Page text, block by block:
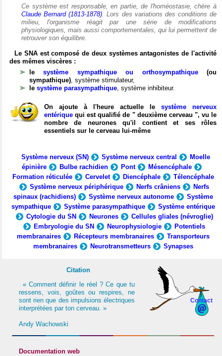
Ce système est responsable, en partie, de l'homéostasie, chère à
Claude Bernard (1813-1878). Lors des variations des conditions de
milieu, l'organisme réagit par une série de modifications
physiologiques, mais aussi comportementales, qui lui permettent de
retrouver son équilibre.
Le SNA est composé de deux systèmes antagonistes de l'activité
des mêmes viscères :
lesystème sympathique ou orthosympathique(ou
sympathique), système stimulateur,
le système parasympathique, système inhibiteur.
On ajoute à l'heure actuelle le système nerveux
entérique qui est qualifié de " deuxième cerveau ", vu le
nombre de neurones qu'il contient et ses rôles
essentiels sur le cerveau lui-même
Système nerveux (SN) Système nerveux central
Moelle
épinière
Bulbe rachidien Pont
Mésencéphale
Formation réticulée
Cervelet Diencéphale
Télencéphale
Système nerveux périphérique
Nerfs crâniens
Nerfs
spinaux (rachidiens)
Système nerveux autonome
Système
sympathique
Système parasympathique
Système entérique
Cytologie du SN
Neurones
Cellules gliales (névroglie)
Embryologie du SN
Neurophysiologie
Potentiels
membranaires
Récepteurs membranaires
Transporteurs
membranaires
Neurotransmetteurs Synapses
Contact
Citation
« Comment définir le réel ? Ce que tu
ressens, vois, goûtes ou respires, ne
sont rien que des impulsions électriques
interprétées par ton cerveau. »
Andy Wachowski
Documentation web